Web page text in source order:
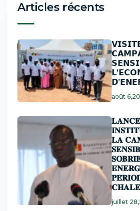
Articles récents
août
𝐋𝐀
juillet